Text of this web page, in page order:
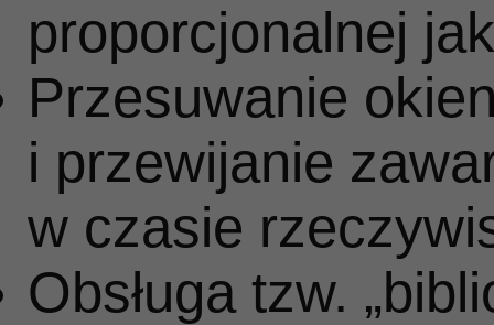
Interesujące informacje
proporcjonalnej
Przesuwanie
i przewijanie
w czasie
Obsługa tzw.